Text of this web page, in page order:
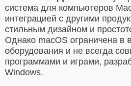
система для компьютеров
интеграцией с другими
стильным дизайном и
Однако macOS ограничена в
оборудования и не всегда
программами и играми,
Windows.